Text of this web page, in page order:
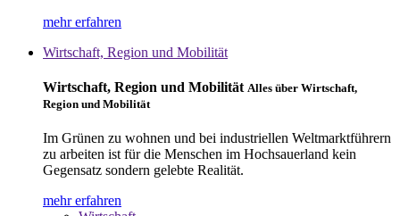
mehr erfahren
Wirtschaft, Region und Mobilität
Wirtschaft, Region und Mobilität Alles über Wirtschaft,
Region und Mobilität
Im Grünen zu wohnen und bei industriellen Weltmarktführern
zu arbeiten ist für die Menschen im Hochsauerland kein
Gegensatz sondern gelebte Realität.
mehr erfahren